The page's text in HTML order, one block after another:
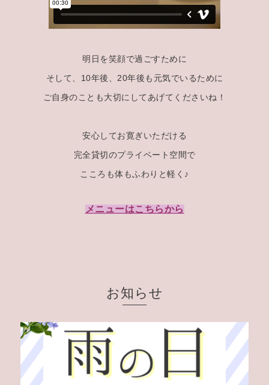
明日を笑顔で過ごすために
そして、10年後、20年後も元気でいるために
ご自身のことも大切にしてあげてくださいね！
安心してお寛ぎいただける
完全貸切のプライベート空間で
こころも体もふわりと軽く♪
メニューはこちらから
お知らせ